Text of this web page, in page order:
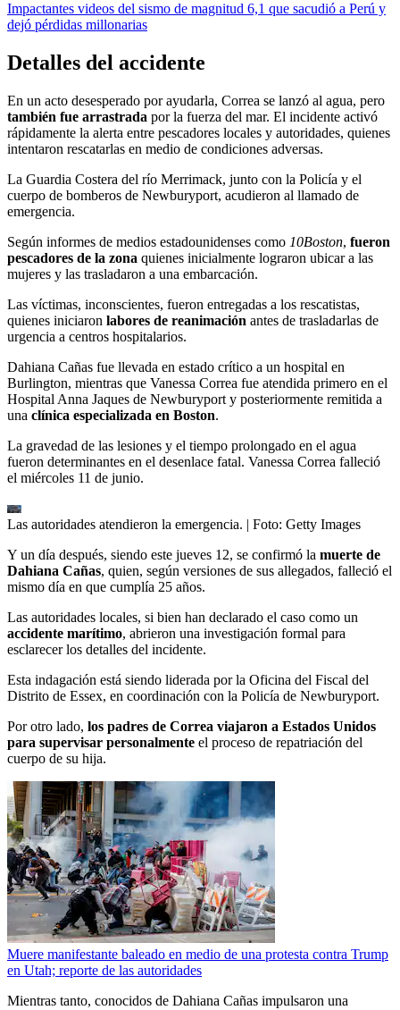
Impactantes videos del sismo de magnitud 6,1 que sacudió a Perú y
dejó pérdidas millonarias
Detalles del accidente
En un acto desesperado por ayudarla, Correa se lanzó al agua, pero
también fue arrastrada por la fuerza del mar. El incidente activó
rápidamente la alerta entre pescadores locales y autoridades, quienes
intentaron rescatarlas en medio de condiciones adversas.
La Guardia Costera del río Merrimack, junto con la Policía y el
cuerpo de bomberos de Newburyport, acudieron al llamado de
emergencia.
Según informes de medios estadounidenses como 10Boston, fueron
pescadores de la zona quienes inicialmente lograron ubicar a las
mujeres y las trasladaron a una embarcación.
Las víctimas, inconscientes, fueron entregadas a los rescatistas,
quienes iniciaron labores de reanimación antes de trasladarlas de
urgencia a centros hospitalarios.
Dahiana Cañas fue llevada en estado crítico a un hospital en
Burlington, mientras que Vanessa Correa fue atendida primero en el
Hospital Anna Jaques de Newburyport y posteriormente remitida a
una clínica especializada en Boston.
La gravedad de las lesiones y el tiempo prolongado en el agua
fueron determinantes en el desenlace fatal. Vanessa Correa falleció
el miércoles 11 de junio.
Las autoridades atendieron la emergencia. | Foto: Getty Images
Y un día después, siendo este jueves 12, se confirmó la muerte de
Dahiana Cañas, quien, según versiones de sus allegados, falleció el
mismo día en que cumplía 25 años.
Las autoridades locales, si bien han declarado el caso como un
accidente marítimo, abrieron una investigación formal para
esclarecer los detalles del incidente.
Esta indagación está siendo liderada por la Oficina del Fiscal del
Distrito de Essex, en coordinación con la Policía de Newburyport.
Por otro lado, los padres de Correa viajaron a Estados Unidos
para supervisar personalmente el proceso de repatriación del
cuerpo de su hija.
Muere manifestante baleado en medio de una protesta contra Trump
en Utah; reporte de las autoridades
Mientras tanto, conocidos de Dahiana Cañas impulsaron una